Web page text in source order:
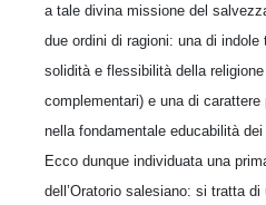
a tale divina missione del
due ordini di ragioni: una di
solidità e flessibilità della
complementari) e una di
nella fondamentale educabilità
Ecco dunque individuata una
dell’Oratorio salesiano: si tratta di